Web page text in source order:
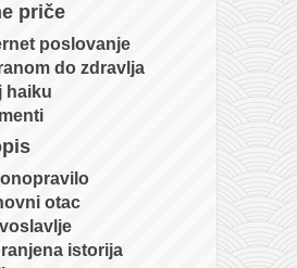
priče
poslovanje
do zdravlja
haiku
otac
istorija